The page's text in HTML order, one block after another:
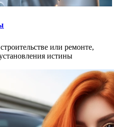
или ремонте,
истины